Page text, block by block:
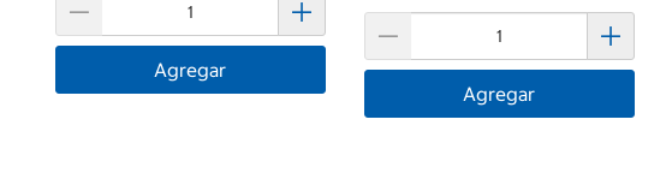
Agregar
Agregar